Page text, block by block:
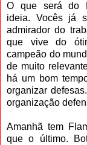
O que será do
ideia. Vocês já
admirador do
que vive do
campeão do
de muito
há um bom
organizar
organização
Amanhã tem
que o último.